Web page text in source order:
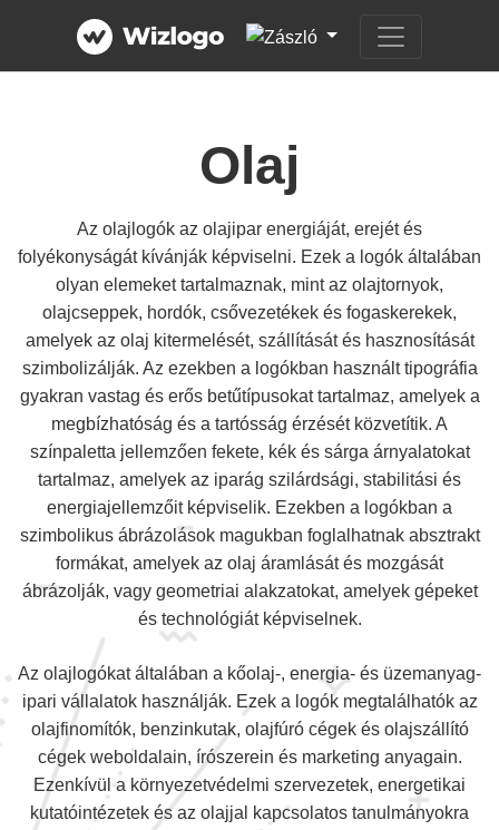
Olaj
Az olajlogók az olajipar energiáját, erejét és
folyékonyságát kívánják képviselni. Ezek a logók általában
olyan elemeket tartalmaznak, mint az olajtornyok,
olajcseppek, hordók, csővezetékek és fogaskerekek,
amelyek az olaj kitermelését, szállítását és hasznosítását
szimbolizálják. Az ezekben a logókban használt tipográfia
gyakran vastag és erős betűtípusokat tartalmaz, amelyek a
megbízhatóság és a tartósság érzését közvetítik. A
színpaletta jellemzően fekete, kék és sárga árnyalatokat
tartalmaz, amelyek az iparág szilárdsági, stabilitási és
energiajellemzőit képviselik. Ezekben a logókban a
szimbolikus ábrázolások magukban foglalhatnak absztrakt
formákat, amelyek az olaj áramlását és mozgását
ábrázolják, vagy geometriai alakzatokat, amelyek gépeket
és technológiát képviselnek.
Az olajlogókat általában a kőolaj-, energia- és üzemanyag-
ipari vállalatok használják. Ezek a logók megtalálhatók az
olajfinomítók, benzinkutak, olajfúró cégek és olajszállító
cégek weboldalain, írószerein és marketing anyagain.
Ezenkívül a környezetvédelmi szervezetek, energetikai
kutatóintézetek és az olajjal kapcsolatos tanulmányokra